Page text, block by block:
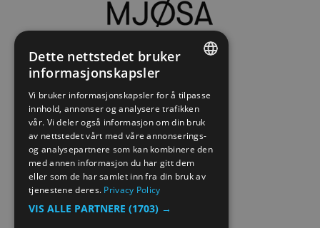
NORWEGIAN
GERMAN
Dette nettstedet bruker
informasjonskapsler
Vi bruker informasjonskapsler for å tilpasse
innhold, annonser og analysere trafikken
vår. Vi deler også informasjon om din bruk
av nettstedet vårt med våre annonserings-
og analysepartnere som kan kombinere den
med annen informasjon du har gitt dem
eller som de har samlet inn fra din bruk av
tjenestene deres. Privacy Policy
VIS ALLE PARTNERE (1703) →